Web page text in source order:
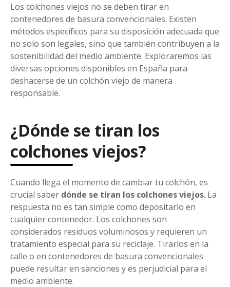
Los colchones viejos no se deben tirar en
contenedores de basura convencionales. Existen
métodos específicos para su disposición adecuada que
no solo son legales, sino que también contribuyen a la
sostenibilidad del medio ambiente. Exploraremos las
diversas opciones disponibles en España para
deshacerse de un colchón viejo de manera
responsable.
¿Dónde se tiran los
colchones viejos?
Cuando llega el momento de cambiar tu colchón, es
crucial saber dónde se tiran los colchones viejos. La
respuesta no es tan simple como depositarlo en
cualquier contenedor. Los colchones son
considerados residuos voluminosos y requieren un
tratamiento especial para su reciclaje. Tirarlos en la
calle o en contenedores de basura convencionales
puede resultar en sanciones y es perjudicial para el
medio ambiente.